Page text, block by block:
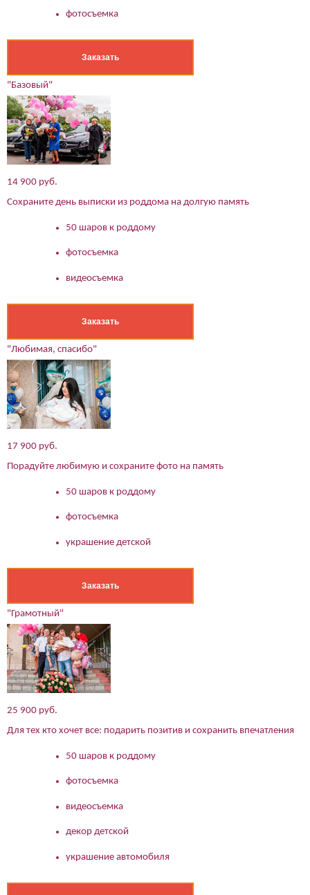
Подтверждаю свое согласие на обработку персональных
фотосъемка
Заказать
"Базовый"
14 900 руб.
Сохраните день выписки из роддома на долгую память
50 шаров к роддому
фотосъемка
видеосъемка
Заказать
"Любимая, спасибо"
17 900 руб.
Порадуйте любимую и сохраните фото на память
50 шаров к роддому
фотосъемка
украшение детской
Заказать
"Грамотный"
25 900 руб.
Для тех кто хочет все: подарить позитив и сохранить впечатления
50 шаров к роддому
фотосъемка
видеосъемка
декор детской
украшение автомобиля